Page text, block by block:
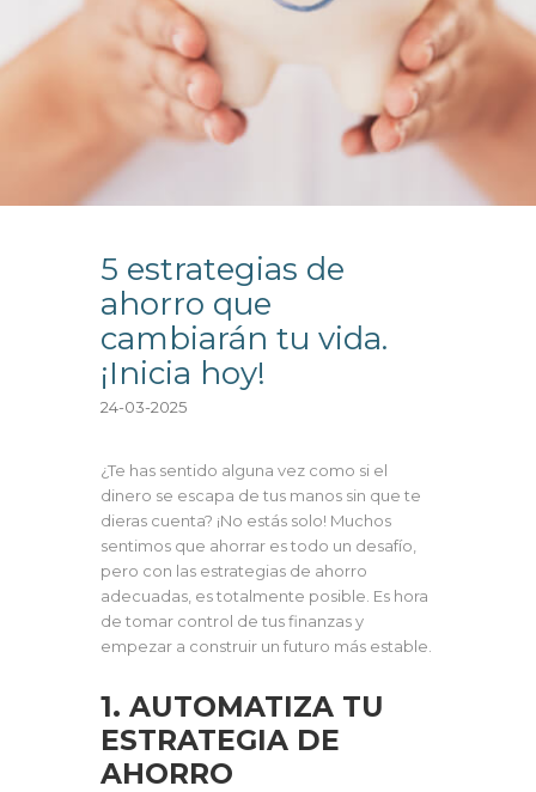
5 estrategias de
ahorro que
cambiarán tu vida.
¡Inicia hoy!
24-03-2025
¿Te has sentido alguna vez como si el
dinero se escapa de tus manos sin que te
dieras cuenta? ¡No estás solo! Muchos
sentimos que ahorrar es todo un desafío,
pero con las estrategias de ahorro
adecuadas, es totalmente posible. Es hora
de tomar control de tus finanzas y
empezar a construir un futuro más estable.
1. AUTOMATIZA TU
ESTRATEGIA DE
AHORRO